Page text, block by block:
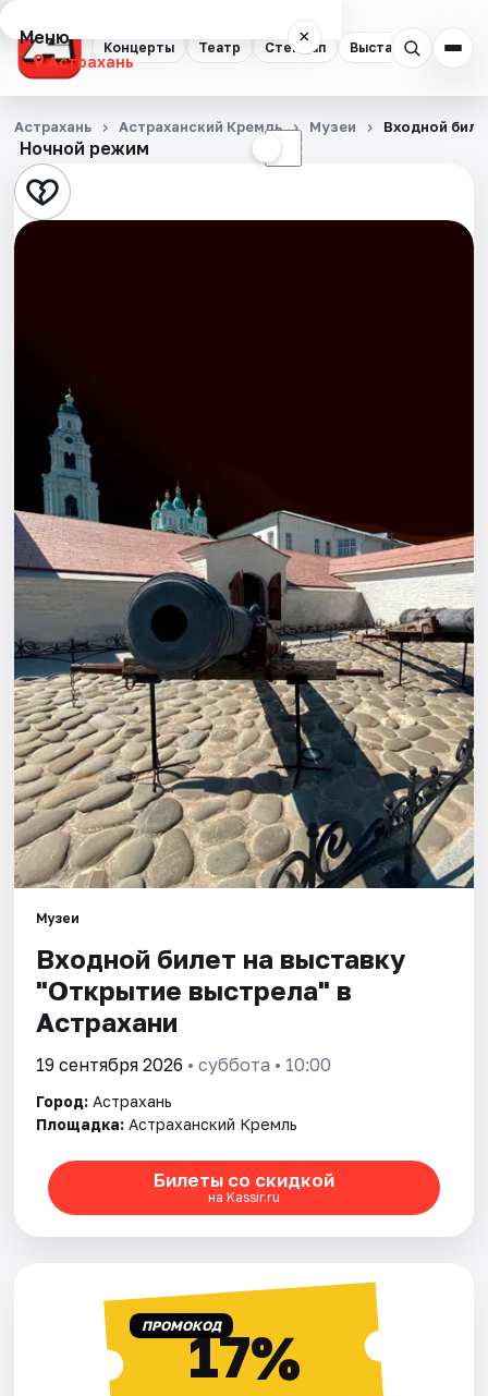
Концерты Театр Стендап Выставки
Меню ×
Астрахань
Концерты
Театр
Стендап
Спорт
События
Города
Площадки
Артисты
Рейтинги
Ночной режим ☾
Астрахань Астраханский Кремль Музеи Входной
Музеи
Входной билет на выставку
"Открытие выстрела" в
Астрахани
19 сентября 2026 • суббота • 10:00
Город: Астрахань
Площадка: Астраханский Кремль
Билеты со скидкой
на Kassir.ru
ПРОМОКОД17%